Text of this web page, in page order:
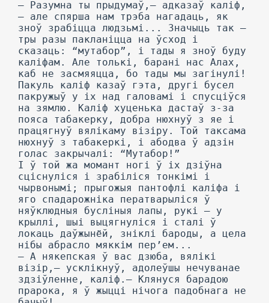
— Разумна ты прыдумаў,— адказаў каліф,
— але спярша нам трэба нагадаць, як
зноў зрабіцца людзьмі... Значыць так —
тры разы пакланіцца на ўсход і
сказаць: “мутабор”, і тады я зноў буду
каліфам. Але толькі, барані нас Алах,
каб не засмяяцца, бо тады мы загінулі!
Пакуль каліф казаў гэта, другі бусел
пакружыў у іх над галовамі і спусціўся
на зямлю. Каліф хуценька дастаў з-за
пояса табакерку, добра нюхнуў з яе і
працягнуў вялікаму візіру. Той таксама
нюхнуў з табакеркі, і абодва ў адзін
голас закрычалі: “Мутабор!”
I ў той жа момант ногі ў іх дзіўна
сціснуліся і зрабіліся тонкімі і
чырвонымі; прыгожыя пантофлі каліфа і
яго спадарожніка ператварыліся ў
няўклюдныя бусліныя лапы, рукі — у
крыллі, шыі выцягнуліся і сталі ў
локаць даўжынёй, зніклі бароды, а цела
нібы абрасло мяккім пер’ем...
— А някепская ў вас дзюба, вялікі
візір,— усклікнуў, адолеўшы нечуванае
здзіўленне, каліф.— Клянуся барадою
прарока, я ў жыцці нічога падобнага не